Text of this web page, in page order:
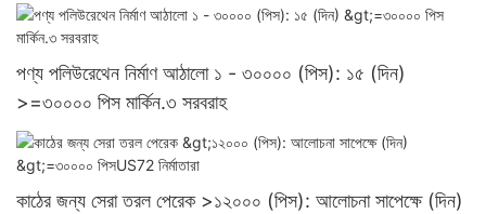
পণ্য পলিউরেথেন নির্মাণ আঠালো ১ - ৩০০০০ (পিস): ১৫ (দিন)
>=৩০০০০ পিস মার্কিন.৩ সরবরাহ
কাঠের জন্য সেরা তরল পেরেক >১২০০০ (পিস): আলোচনা সাপেক্ষে (দিন)